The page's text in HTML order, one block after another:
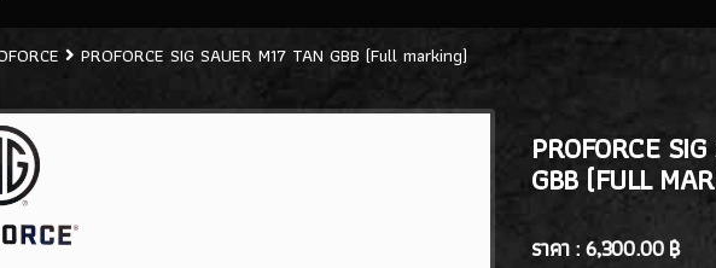
PROFORCE SIG SAUER M17 TAN GBB (Full marking)
PROFORCE
GBB (FULL
ราคา :6,300.00 ฿